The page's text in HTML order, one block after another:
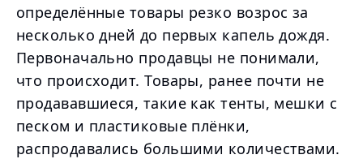
определённые товары резко возрос за
несколько дней до первых капель дождя.
Первоначально продавцы не понимали,
что происходит. Товары, ранее почти не
продававшиеся, такие как тенты, мешки с
песком и пластиковые плёнки,
распродавались большими количествами.